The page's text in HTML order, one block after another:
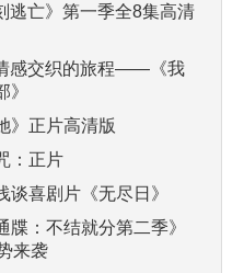
逃亡》第一季全8集高清
感交织的旅程——《我
》正片高清版
：正片
喜剧片《无尽日》
牒：不结就分第二季》
来袭